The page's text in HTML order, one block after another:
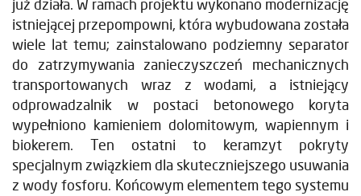
już działa. W ramach projektu wykonano modernizację
istniejącej przepompowni, która wybudowana została
wiele lat temu; zainstalowano podziemny separator
do zatrzymywania zanieczyszczeń mechanicznych
transportowanych wraz z wodami, a istniejący
odprowadzalnik w postaci betonowego koryta
wypełniono kamieniem dolomitowym, wapiennym i
biokerem. Ten ostatni to keramzyt pokryty
specjalnym związkiem dla skuteczniejszego usuwania
z wody fosforu. Końcowym elementem tego systemu